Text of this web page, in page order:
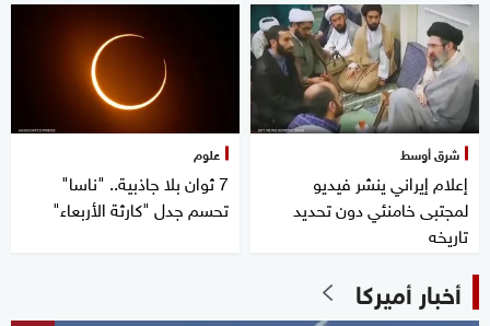
شرق أوسط
إعلام إيراني ينشر فيديو
لمجتبى خامنئي دون تحديد
تاريخه
علوم
7 ثوان بلا جاذبية.. "ناسا"
تحسم جدل "كارثة الأربعاء"
أخبار أميركا